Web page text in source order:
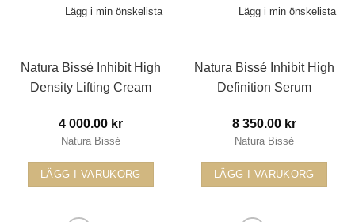
Lägg i min önskelista
Natura Bissé Inhibit High
Density Lifting Cream
4 000.00 kr
Natura Bissé
LÄGG I VARUKORG
Lägg i min önskelista
Natura Bissé Inhibit High
Definition Serum
8 350.00 kr
Natura Bissé
LÄGG I VARUKORG